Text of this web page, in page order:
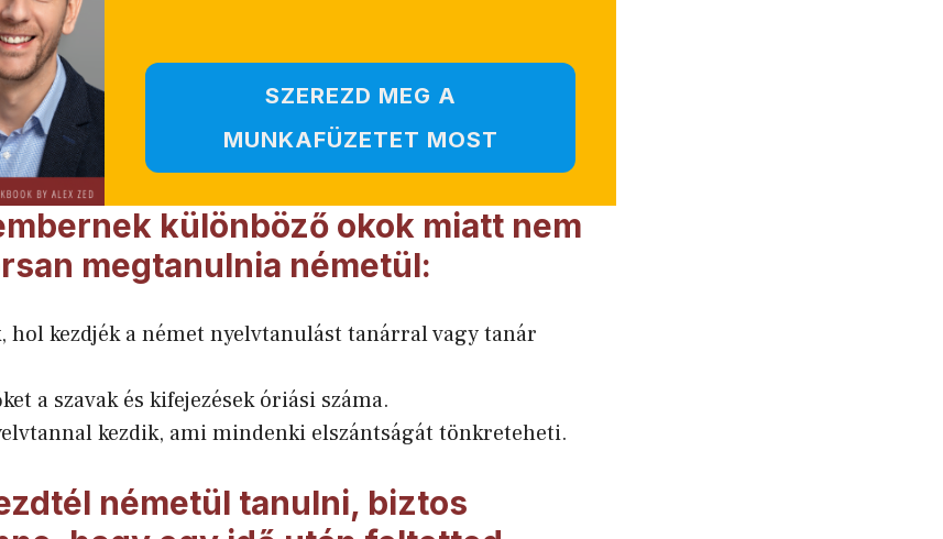
SZEREZD MEG A
MUNKAFÜZETET MOST
különböző okok miatt nem
megtanulnia németül:
hol kezdjék a német nyelvtanulást tanárral vagy tanár
a szavak és kifejezések óriási száma.
kezdik, ami mindenki elszántságát tönkreteheti.
németül tanulni, biztos